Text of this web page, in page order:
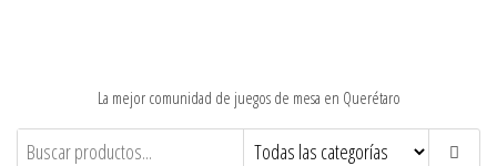
La mejor comunidad de juegos de mesa en Querétaro